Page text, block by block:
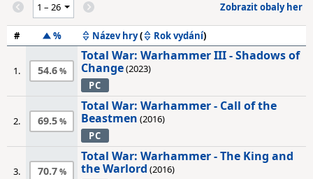
Zobrazit obaly her
# % Název hry( Rok vydání)
1. 54.6
Total War: Warhammer III - Shadows of
Change(2023)
PC
2. 69.5
Total War: Warhammer - Call of the
Beastmen (2016)
PC
3. 70.7
Total War: Warhammer - The King and
the Warlord (2016)